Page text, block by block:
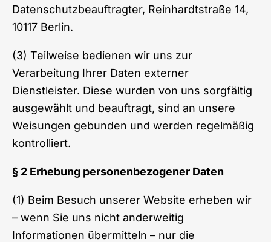
Datenschutzbeauftragter, Reinhardtstraße 14,
10117 Berlin.
(3) Teilweise bedienen wir uns zur
Verarbeitung Ihrer Daten externer
Dienstleister. Diese wurden von uns sorgfältig
ausgewählt und beauftragt, sind an unsere
Weisungen gebunden und werden regelmäßig
kontrolliert.
§ 2 Erhebung personenbezogener Daten
(1) Beim Besuch unserer Website erheben wir
– wenn Sie uns nicht anderweitig
Informationen übermitteln – nur die